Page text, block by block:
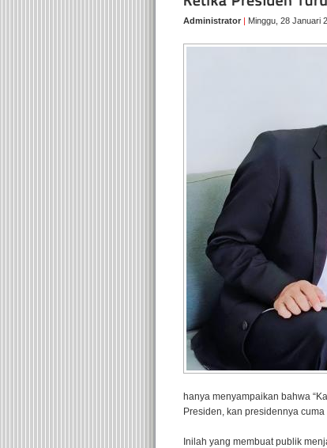
Administrator | Minggu, 28 Januari
hanya menyampaikan bahwa
Presiden, kan presidennya cuma
Inilah yang membuat publik